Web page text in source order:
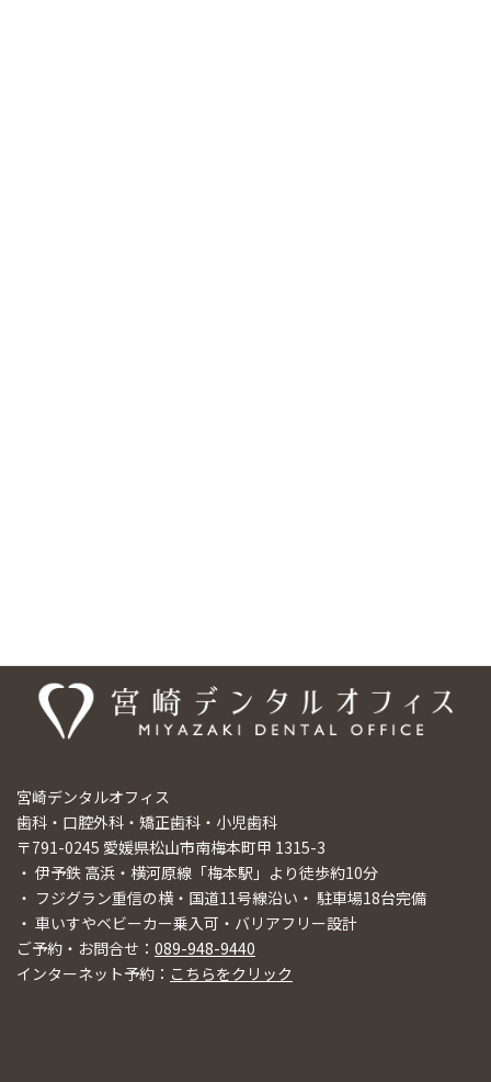
宮崎デンタルオフィス
歯科・口腔外科・矯正歯科・小児歯科
〒791-0245 愛媛県松山市南梅本町甲 1315-3
・ 伊予鉄 高浜・横河原線「梅本駅」より徒歩約10分
・ フジグラン重信の横・国道11号線沿い・ 駐車場18台完備
・ 車いすやベビーカー乗入可・バリアフリー設計
ご予約・お問合せ： 089-948-9440
インターネット予約： こちらをクリック